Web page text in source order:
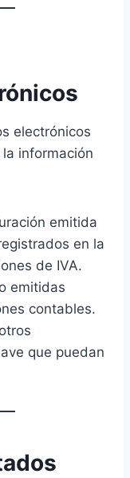
electrónicos
información
emitida
en la
de IVA.
emitidas
contables.
que puedan